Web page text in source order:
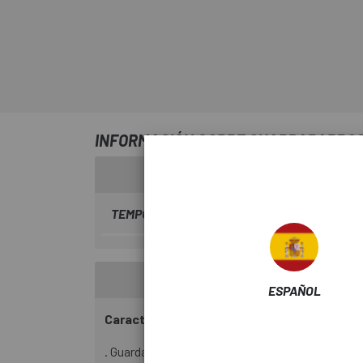
INFORMACIÓN SOBRE
TEMPORADA
Características:
. Guardabarros para cuadro
ESPAÑOL